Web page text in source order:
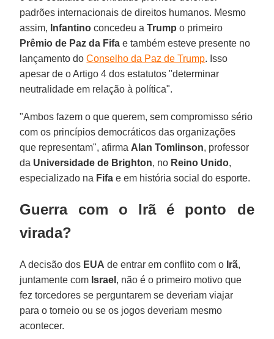
padrões internacionais de direitos humanos. Mesmo
assim, Infantino concedeu aTrump o primeiro
Prêmio de Paz da Fifa e também esteve presente no
lançamento doConselho da Paz de Trump. Isso
apesar de o Artigo 4 dos estatutos "determinar
neutralidade em relação à política".
"Ambos fazem o que querem, sem compromisso sério
com os princípios democráticos das organizações
que representam", afirma Alan Tomlinson, professor
da Universidade de Brighton, no Reino Unido,
especializado na Fifa e em história social do esporte.
Guerra com o Irã é ponto de
virada?
A decisão dos EUA de entrar em conflito com o Irã,
juntamente com Israel , não é o primeiro motivo que
fez torcedores se perguntarem se deveriam viajar
para o torneio ou se os jogos deveriam mesmo
acontecer.